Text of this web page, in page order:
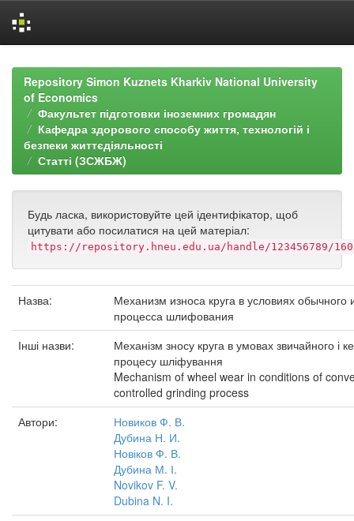
navigationRepository Simon Kuznets Kharkiv National University
of Economics
Факультет підготовки іноземних громадян
Кафедра здорового способу життя, технологій і
безпеки життєдіяльності
Статті (ЗСЖБЖ)
Будь ласка, використовуйте цей ідентифікатор, щоб
цитувати або посилатися на цей матеріал:
https://repository.hneu.edu.ua/handle/123456789/
Назва:
Механизм износа круга в условиях обычного
процесса шлифования
Інші назви:
Механізм зносу круга в умовах звичайного і
процесу шліфування
Mechanism of wheel wear in conditions of
controlled grinding process
Автори:
Новиков Ф. В.
Дубина Н. И.
Новіков Ф. В.
Дубина М. І.
Novikov F. V.
Dubina N. I.